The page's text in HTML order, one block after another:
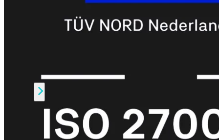
FortiWiFi
70GFortiWiFi
71GFortiWiFi
Licentie
Alle
Licenties
bekijken